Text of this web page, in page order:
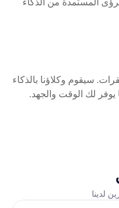
يوفر لك الوقت والجهد.
لدينا